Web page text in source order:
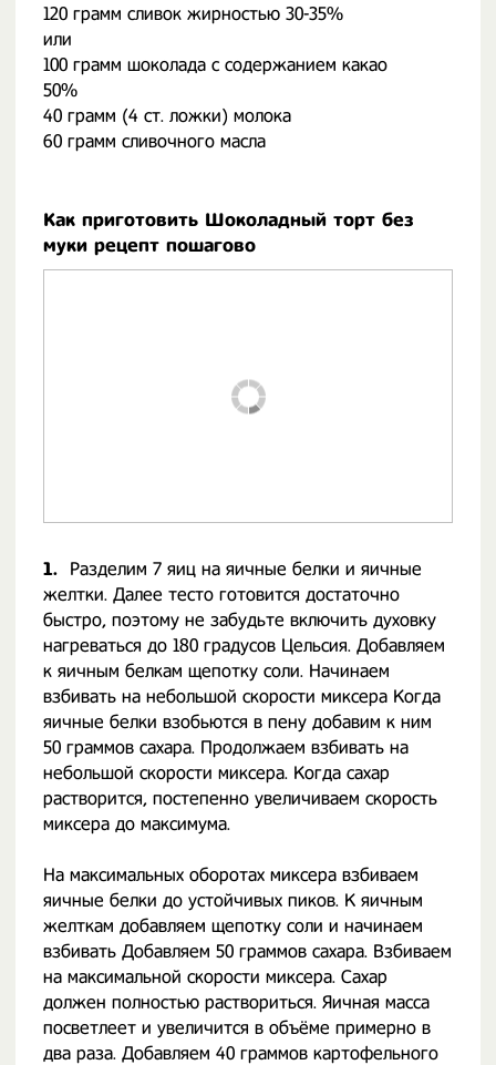
120 грамм сливок жирностью 30-35%
или
100 грамм шоколада с содержанием какао
50%
40 грамм (4 ст. ложки) молока
60 грамм сливочного масла
Как приготовить Шоколадный торт без
муки рецепт пошагово
1.
Разделим 7 яиц на яичные белки и яичные
желтки. Далее тесто готовится достаточно
быстро, поэтому не забудьте включить духовку
нагреваться до 180 градусов Цельсия. Добавляем
к яичным белкам щепотку соли. Начинаем
взбивать на небольшой скорости миксера Когда
яичные белки взобьются в пену добавим к ним
50 граммов сахара. Продолжаем взбивать на
небольшой скорости миксера. Когда сахар
растворится, постепенно увеличиваем скорость
миксера до максимума.
На максимальных оборотах миксера взбиваем
яичные белки до устойчивых пиков. К яичным
желткам добавляем щепотку соли и начинаем
взбивать Добавляем 50 граммов сахара. Взбиваем
на максимальной скорости миксера. Сахар
должен полностью раствориться. Яичная масса
посветлеет и увеличится в объёме примерно в
два раза. Добавляем 40 граммов картофельного